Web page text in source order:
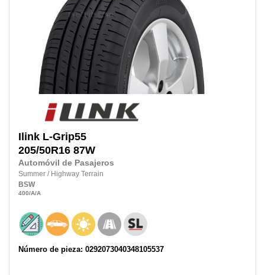
Ilink L-Grip55
205/50R16 87W
Automóvil de Pasajeros
Summer / Highway Terrain
BSW
400/A/A
Número de pieza: 0292073040348105537